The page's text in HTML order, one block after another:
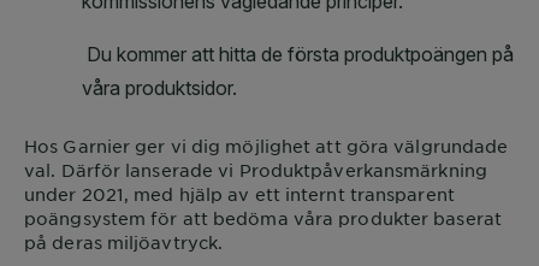
Hos Garnier ger vi dig möjlighet att göra välgrundade
val. Därför lanserade vi Produktpåverkansmärkning
under 2021, med hjälp av ett internt transparent
poängsystem för att bedöma våra produkter baserat
på deras miljöavtryck.